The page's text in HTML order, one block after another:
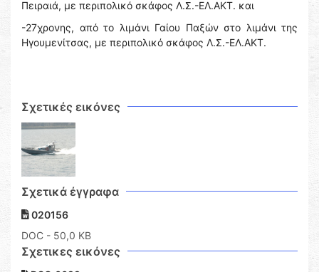
Πειραιά, με περιπολικό σκάφος Λ.Σ.-ΕΛ.ΑΚΤ. και
-27χρονης, από το λιμάνι Γαίου Παξών στο λιμάνι της
Ηγουμενίτσας, με περιπολικό σκάφος Λ.Σ.-ΕΛ.ΑΚΤ.
Σχετικές εικόνες
Σχετικά έγγραφα
020156
DOC - 50,0 KB
Σχετικες εικόνες